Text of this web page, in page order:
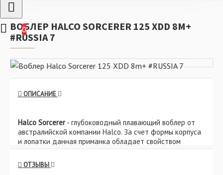
0
ВОБЛЕР HALCO SORCERER 125 XDD 8M+
#RUSSIA 7
ОПИСАНИЕ
Halco Sorcerer- глубоководный плавающий воблер от
австралийской компании Halco. За счет формы корпуса
и лопатки данная приманка обладает свойством
быстро погружаться на нужную глубину. Каждый воблер
компании Halco оснащается специальной шумовой
камерой, создающей специфичный шум, который не
ОТЗЫВЫ